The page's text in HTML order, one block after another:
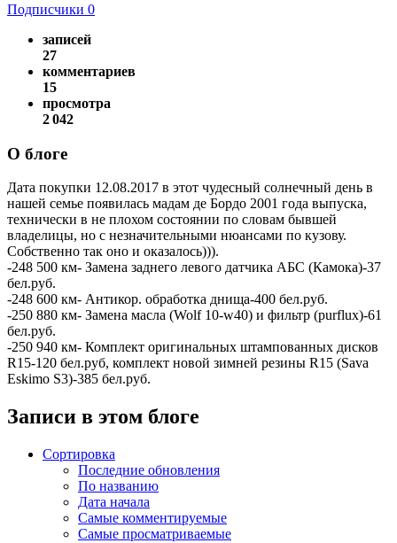
Подписчики 0
записей
27
комментариев
15
просмотра
2 042
О блоге
Дата покупки 12.08.2017 в этот чудесный солнечный день в
нашей семье появилась мадам де Бордо 2001 года выпуска,
технически в не плохом состоянии по словам бывшей
владелицы, но с незначительными нюансами по кузову.
Собственно так оно и оказалось))).
-248 500 км- Замена заднего левого датчика АБС (Камока)-37
бел.руб.
-248 600 км- Антикор. обработка днища-400 бел.руб.
-250 880 км- Замена масла (Wolf 10-w40) и фильтр (purflux)-61
бел.руб.
-250 940 км- Комплект оригинальных штампованных дисков
R15-120 бел.руб, комплект новой зимней резины R15 (Sava
Eskimo S3)-385 бел.руб.
Записи в этом блоге
Сортировка
Последние обновления
По названию
Дата начала
Самые комментируемые
Самые просматриваемые